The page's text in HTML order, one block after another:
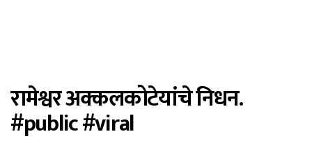
रामेश्वर अक्कलकोटेयांचे निधन.
#public #viral